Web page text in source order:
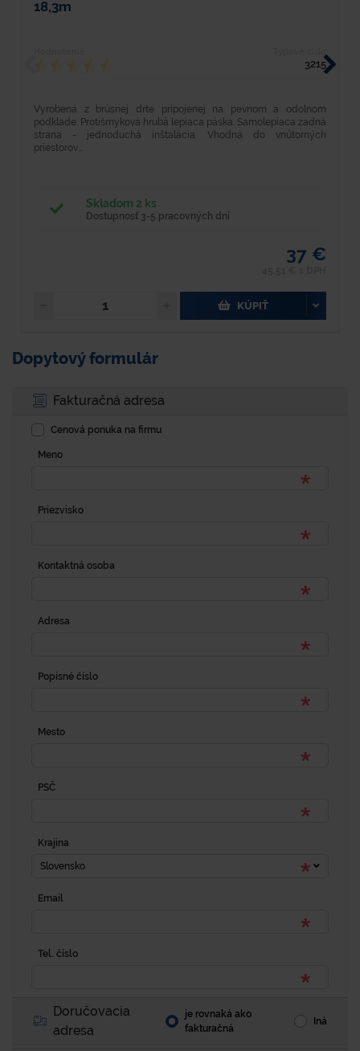
18,3m
3215
Vyrobená z brúsnej drte pripojenej na pevnom a odolnom
podklade. Protišmyková hrubá lepiaca páska. Samolepiaca zadná
strana - jednoduchá inštalácia. Vhodná do vnútorných
priestorov...
Skladom 2 ks
Dostupnosť 3-5 pracovných dní
37 €
KÚPIŤ
Dopytový formulár
Fakturačná adresa
Cenová ponuka na firmu
Meno
Priezvisko
Kontaktná osoba
Adresa
Popisné číslo
Mesto
PSČ
Krajina
Slovensko
Email
Tel. číslo
Doručovacia
adresa
je rovnaká ako
fakturačná
Iná